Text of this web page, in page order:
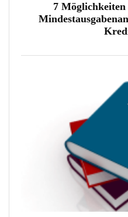
7